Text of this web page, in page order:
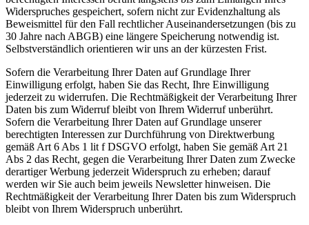
Widerspruches gespeichert, sofern nicht zur Evidenzhaltung als
Beweismittel für den Fall rechtlicher Auseinandersetzungen (bis zu
30 Jahre nach ABGB) eine längere Speicherung notwendig ist.
Selbstverständlich orientieren wir uns an der kürzesten Frist.
Sofern die Verarbeitung Ihrer Daten auf Grundlage Ihrer
Einwilligung erfolgt, haben Sie das Recht, Ihre Einwilligung
jederzeit zu widerrufen. Die Rechtmäßigkeit der Verarbeitung Ihrer
Daten bis zum Widerruf bleibt von Ihrem Widerruf unberührt.
Sofern die Verarbeitung Ihrer Daten auf Grundlage unserer
berechtigten Interessen zur Durchführung von Direktwerbung
gemäß Art 6 Abs 1 lit f DSGVO erfolgt, haben Sie gemäß Art 21
Abs 2 das Recht, gegen die Verarbeitung Ihrer Daten zum Zwecke
derartiger Werbung jederzeit Widerspruch zu erheben; darauf
werden wir Sie auch beim jeweils Newsletter hinweisen. Die
Rechtmäßigkeit der Verarbeitung Ihrer Daten bis zum Widerspruch
bleibt von Ihrem Widerspruch unberührt.